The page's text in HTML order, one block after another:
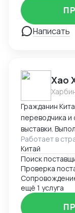
ВЭД, расчет
расчет
Прохождение
Написать
Хао
Гражданин
переводчика
выставки.
представляю
услуги по
контейнеров.
деятельности
переводчиком
автомобиль.
Работает в
Китай
Поиск
Проверка
ещё 1 услуга